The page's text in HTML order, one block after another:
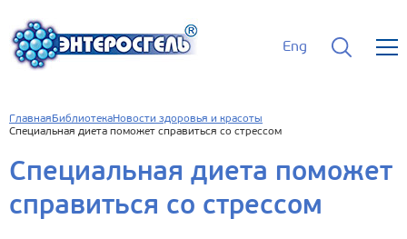
Eng
Главная БиблиотекаНовости здоровья и красоты
Специальная диета поможет справиться со стрессом
Специальная диета поможет
справиться со стрессом